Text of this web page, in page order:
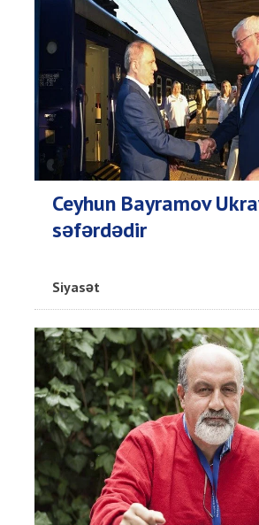
Ceyhun Bayramov
səfərdədir
Siyasət